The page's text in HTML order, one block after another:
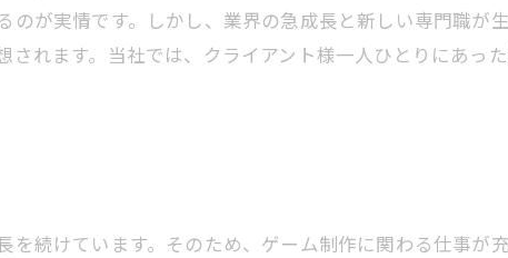
が実情です。しかし、業界の急成長と新しい専門職が
れます。当社では、クライアント様一人ひとりにあっ
続けています。そのため、ゲーム制作に関わる仕事が